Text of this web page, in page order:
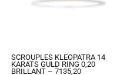
SCROUPLES KLEOPATRA 14
KARATS GULD RING 0,20
BRILLANT – 7135,20